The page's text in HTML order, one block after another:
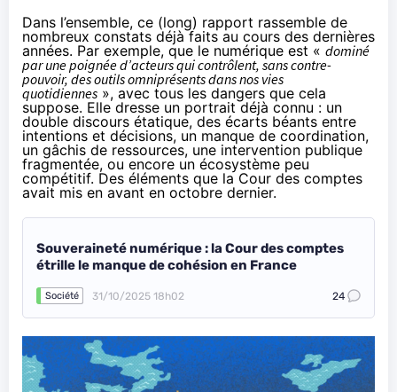
Dans l’ensemble, ce (long) rapport rassemble de
nombreux constats déjà faits au cours des dernières
années. Par exemple, que le numérique est « dominé
par une poignée d’acteurs qui contrôlent, sans contre-
pouvoir, des outils omniprésents dans nos vies
quotidiennes », avec tous les dangers que cela
suppose. Elle dresse un portrait déjà connu : un
double discours étatique, des écarts béants entre
intentions et décisions, un manque de coordination,
un gâchis de ressources, une intervention publique
fragmentée, ou encore un écosystème peu
compétitif. Des éléments que la Cour des comptes
avait mis en avant en octobre dernier.
Souveraineté numérique : la Cour des comptes
étrille le manque de cohésion en France
Société 31/10/2025 18h02 24